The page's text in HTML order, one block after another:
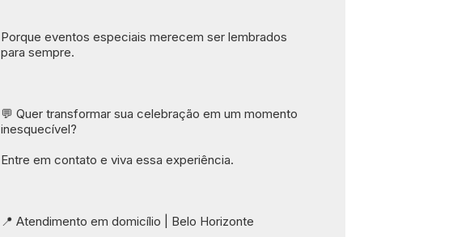
Porque eventos especiais merecem ser lembrados
para sempre.
💬 Quer transformar sua celebração em um momento
inesquecível?
Entre em contato e viva essa experiência.
📍 Atendimento em domicílio | Belo Horizonte